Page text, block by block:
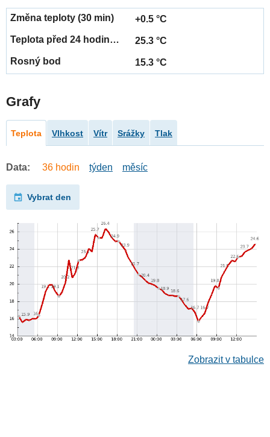
+0.5 °C
25.3 °C
15.3 °C
Grafy
Teplota Vlhkost Vítr Srážky Tlak
Data: 36 hodin týden měsíc
Vybrat den
Zobrazit v tabulce